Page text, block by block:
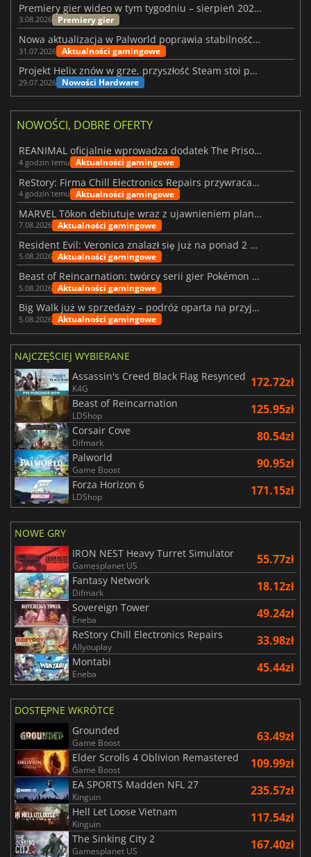
Premiery gier wideo w tym tygodniu – sierpień 2026 r. (32. tydzień)
3.08.2026 Premiery gier
Nowa aktualizacja w Palworld poprawia stabilność Sunreach i walk z bossami
31.07.2026 Aktualności gamingowe
Projekt Helix znów w grze, przyszłość Steam stoi pod znakiem zapytania
29.07.2026 Nowości Hardware
NOWOŚCI, DOBRE OFERTY
REANIMAL oficjalnie wprowadza dodatek The Prisoner
4 godzin temu Aktualności gamingowe
ReStory: Firma Chill Electronics Repairs przywraca nostalgię za latami 2000
4 godzin temu Aktualności gamingowe
MARVEL Tōkon debiutuje wraz z ujawnieniem planu rozwoju na pierwszy rok
7.08.2026 Aktualności gamingowe
Resident Evil: Veronica znalazł się już na ponad 2 milionach list życzeń
5.08.2026 Aktualności gamingowe
Beast of Reincarnation: twórcy serii gier Pokémon wkraczają na nową ścieżkę
5.08.2026 Aktualności gamingowe
Big Walk już w sprzedaży – podróż oparta na przyjaźni
5.08.2026 Aktualności gamingowe
NAJCZĘŚCIEJ WYBIERANE
Assassin's Creed Black Flag Resynced
K4G 172.72zł
Beast of Reincarnation
LDShop 125.95zł
Corsair Cove
Difmark 80.54zł
Palworld
Game Boost 90.95zł
Forza Horizon 6
LDShop 171.15zł
NOWE GRY
IRON NEST Heavy Turret Simulator
Gamesplanet US 55.77zł
Fantasy Network
Difmark 18.12zł
Sovereign Tower
Eneba 49.24zł
ReStory Chill Electronics Repairs
Allyouplay 33.98zł
Montabi
Eneba 45.44zł
DOSTĘPNE WKRÓTCE
Grounded
Game Boost 63.49zł
Elder Scrolls 4 Oblivion Remastered
Game Boost 109.99zł
EA SPORTS Madden NFL 27
Kinguin 235.57zł
Hell Let Loose Vietnam
Kinguin 117.54zł
The Sinking City 2
Gamesplanet US 167.40zł